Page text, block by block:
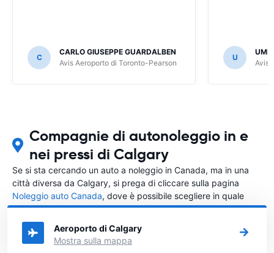
C
CARLO GIUSEPPE GUARDALBEN
Avis Aeroporto di Toronto-Pearson
U
Avis
Compagnie di autonoleggio in e
nei pressi di Calgary
Se si sta cercando un auto a noleggio in Canada, ma in una
città diversa da Calgary, si prega di cliccare sulla pagina
Noleggio auto Canada, dove è possibile scegliere in quale
città in Canada si vuole noleggiare l'auto.
Aeroporto di Calgary
Mostra sulla mappa